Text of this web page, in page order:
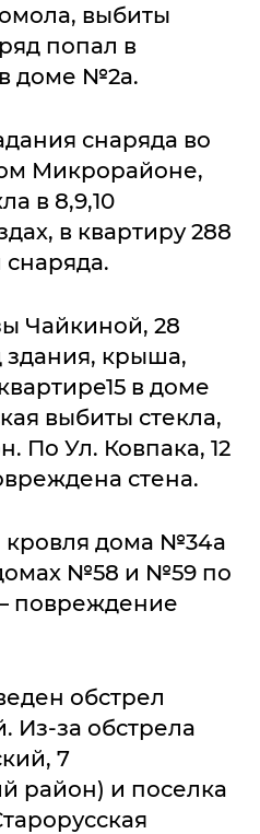
выбиты
попал в
доме №2а.
снаряда во
Микрорайоне,
в 8,9,10
в квартиру 288
снаряда.
Чайкиной, 28
крыша,
в доме
выбиты стекла,
По Ул. Ковпака, 12
стена.
дома №34а
№58 и №59 по
повреждение
обстрел
Из-за обстрела
7
район) и поселка